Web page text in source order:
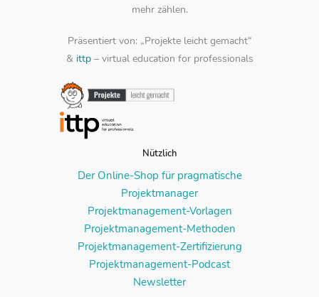
mehr zählen.
Präsentiert von: „Projekte leicht gemacht“
& ittp– virtual education for professionals
Nützlich
Der Online-Shop für pragmatische
Projektmanager
Projektmanagement-Vorlagen
Projektmanagement-Methoden
Projektmanagement-Zertifizierung
Projektmanagement-Podcast
Newsletter